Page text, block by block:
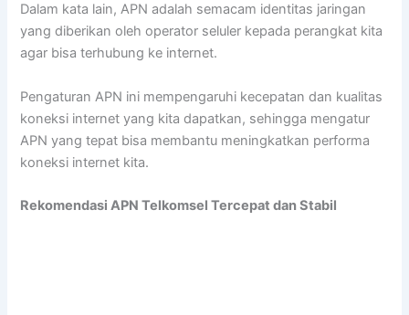
Dalam kata lain, APN adalah semacam identitas jaringan
yang diberikan oleh operator seluler kepada perangkat kita
agar bisa terhubung ke internet.
Pengaturan APN ini mempengaruhi kecepatan dan kualitas
koneksi internet yang kita dapatkan, sehingga mengatur
APN yang tepat bisa membantu meningkatkan performa
koneksi internet kita.
Rekomendasi APN Telkomsel Tercepat dan Stabil